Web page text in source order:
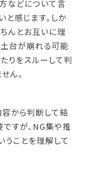
などについて言
感じます。しか
んとお互いに理
土台が崩れる可能
りをスルーして判
ん。
容から判断して結
すが、NG集や推
うことを理解して